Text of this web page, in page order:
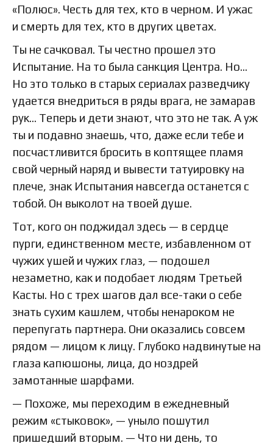
«Полюс». Честь для тех, кто в черном. И ужас
и смерть для тех, кто в других цветах.
Ты не сачковал. Ты честно прошел это
Испытание. На то была санкция Центра. Но...
Но это только в старых сериалах разведчику
удается внедриться в ряды врага, не замарав
рук... Теперь и дети знают, что это не так. А уж
ты и подавно знаешь, что, даже если тебе и
посчастливится бросить в коптящее пламя
свой черный наряд и вывести татуировку на
плече, знак Испытания навсегда останется с
тобой. Он выколот на твоей душе.
Тот, кого он поджидал здесь — в сердце
пурги, единственном месте, избавленном от
чужих ушей и чужих глаз, — подошел
незаметно, как и подобает людям Третьей
Касты. Но с трех шагов дал все-таки о себе
знать сухим кашлем, чтобы ненароком не
перепугать партнера. Они оказались совсем
рядом — лицом к лицу. Глубоко надвинутые на
глаза капюшоны, лица, до ноздрей
замотанные шарфами.
— Похоже, мы переходим в ежедневный
режим «стыковок», — уныло пошутил
пришедший вторым. — Что ни день, то